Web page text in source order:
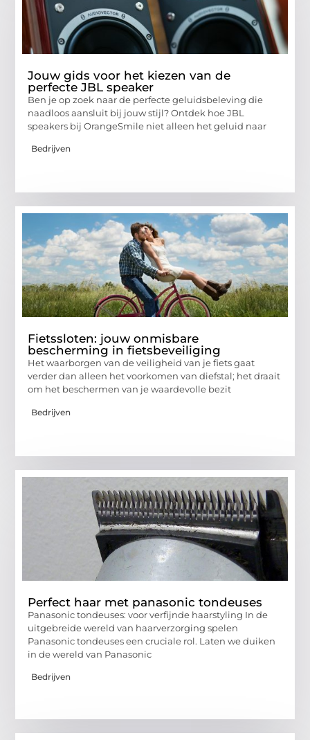
Jouw gids voor het kiezen van de
perfecte JBL speaker
Ben je op zoek naar de perfecte geluidsbeleving die
naadloos aansluit bij jouw stijl? Ontdek hoe JBL
speakers bij OrangeSmile niet alleen het geluid naar
Bedrijven
Fietssloten: jouw onmisbare
bescherming in fietsbeveiliging
Het waarborgen van de veiligheid van je fiets gaat
verder dan alleen het voorkomen van diefstal; het draait
om het beschermen van je waardevolle bezit
Bedrijven
Perfect haar met panasonic tondeuses
Panasonic tondeuses: voor verfijnde haarstyling In de
uitgebreide wereld van haarverzorging spelen
Panasonic tondeuses een cruciale rol. Laten we duiken
in de wereld van Panasonic
Bedrijven